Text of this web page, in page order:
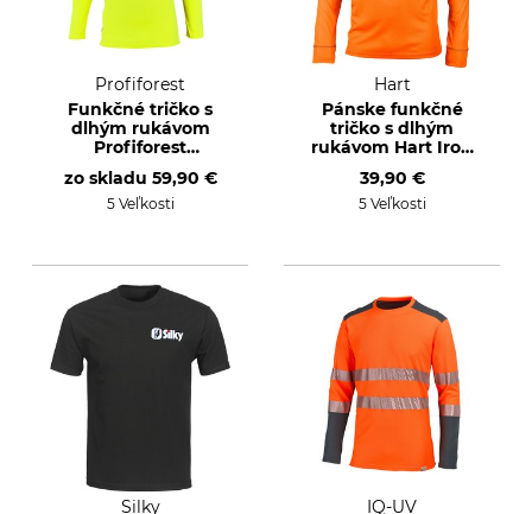
Profiforest
Funkčné tričko s
dlhým rukávom
Profiforest
Innovation
zo skladu 59,90 €
5 Veľkosti
Hart
Pánske funkčné
tričko s dlhým
rukávom Hart Iron
39,90 €
5 Veľkosti
Silky IQ-UV